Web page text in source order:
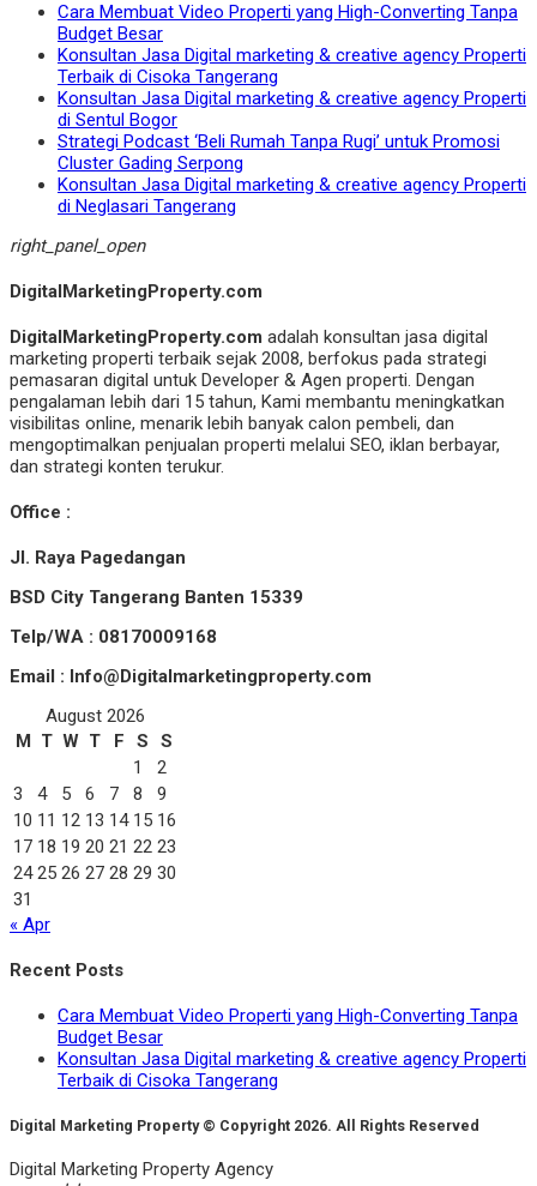
Cara Membuat Video Properti yang High-Converting Tanpa
Budget Besar
Konsultan Jasa Digital marketing & creative agency Properti
Terbaik di Cisoka Tangerang
Konsultan Jasa Digital marketing & creative agency Properti
di Sentul Bogor
Strategi Podcast ‘Beli Rumah Tanpa Rugi’ untuk Promosi
Cluster Gading Serpong
Konsultan Jasa Digital marketing & creative agency Properti
di Neglasari Tangerang
right_panel_open
DigitalMarketingProperty.com
DigitalMarketingProperty.com adalah konsultan jasa digital
marketing properti terbaik sejak 2008, berfokus pada strategi
pemasaran digital untuk Developer & Agen properti. Dengan
pengalaman lebih dari 15 tahun, Kami membantu meningkatkan
visibilitas online, menarik lebih banyak calon pembeli, dan
mengoptimalkan penjualan properti melalui SEO, iklan berbayar,
dan strategi konten terukur.
Office :
Jl. Raya Pagedangan
BSD City Tangerang Banten 15339
Telp/WA : 08170009168
Email : Info@Digitalmarketingproperty.com
August 2026
M T W T F S
S
1
2
3
4 5 6 7 8
9
10 11 12 13 14 15 16
17 18 19 20 21 22 23
24 25 26 27 28 29 30
31
« Apr
Recent Posts
Cara Membuat Video Properti yang High-Converting Tanpa
Budget Besar
Konsultan Jasa Digital marketing & creative agency Properti
Terbaik di Cisoka Tangerang
Digital Marketing Property © Copyright 2026. All Rights Reserved
Digital Marketing Property Agency